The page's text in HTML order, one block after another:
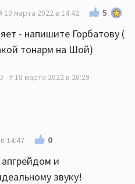
10 марта 2022 в 14:42 5
- напишите Горбатову (
тонарм на Шой)
10 марта 2022 в 20:29
14:47 0
и
звуку!